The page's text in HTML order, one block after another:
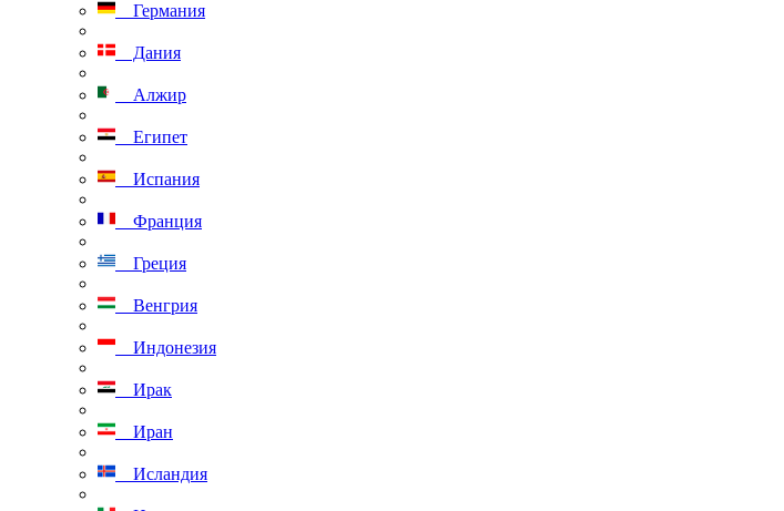
Германия
Дания
Алжир
Египет
Испания
Франция
Греция
Венгрия
Индонезия
Ирак
Иран
Исландия